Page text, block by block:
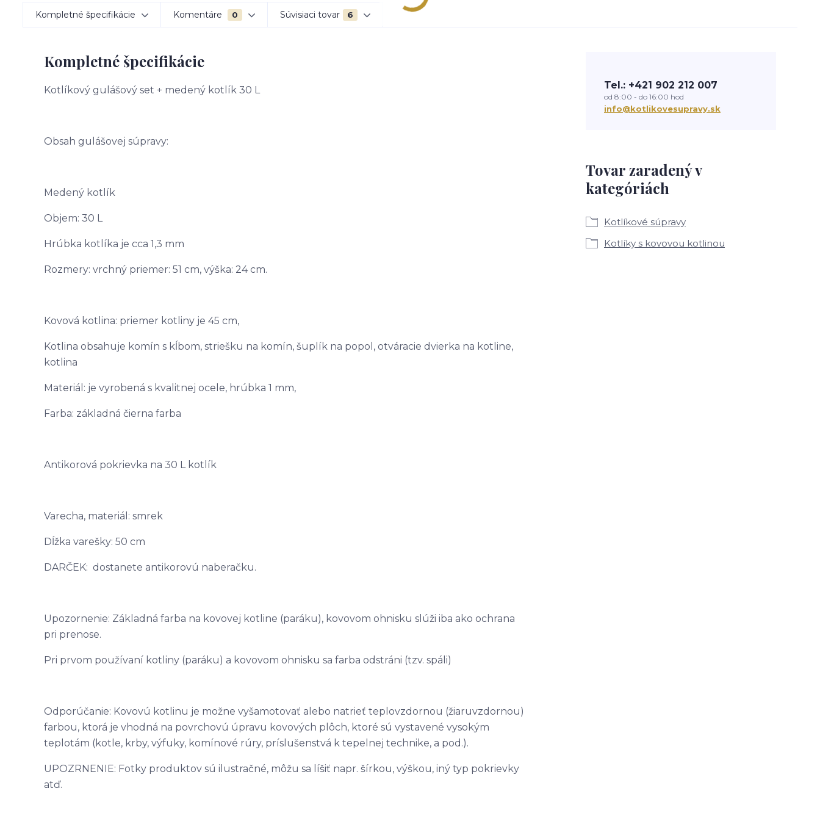
Kompletné špecifikácie Komentáre 0 Súvisiaci tovar 6
Kompletné špecifikácie
Kotlíkový gulášový set + medený kotlík 30 L
Obsah gulášovej súpravy:
Medený kotlík
Objem: 30 L
Hrúbka kotlíka je cca 1,3 mm
Rozmery: vrchný priemer: 51 cm, výška: 24 cm.
Kovová kotlina: priemer kotliny je 45 cm,
Kotlina obsahuje komín s kĺbom, striešku na komín, šuplík na popol, otváracie dvierka na kotline,
kotlina
Materiál: je vyrobená s kvalitnej ocele, hrúbka 1 mm,
Farba: základná čierna farba
Antikorová pokrievka na 30 L kotlík
Varecha, materiál: smrek
Dĺžka varešky: 50 cm
DARČEK: dostanete antikorovú naberačku.
Upozornenie: Základná farba na kovovej kotline (paráku), kovovom ohnisku slúži iba ako ochrana
pri prenose.
Pri prvom používaní kotliny (paráku) a kovovom ohnisku sa farba odstráni (tzv. spáli)
Odporúčanie: Kovovú kotlinu je možne vyšamotovať alebo natrieť teplovzdornou (žiaruvzdornou)
farbou, ktorá je vhodná na povrchovú úpravu kovových plôch, ktoré sú vystavené vysokým
teplotám (kotle, krby, výfuky, komínové rúry, príslušenstvá k tepelnej technike, a pod.).
UPOZRNENIE: Fotky produktov sú ilustračné, môžu sa líšiť napr. šírkou, výškou, iný typ pokrievky
atď.
Tovar zaradený v
kategóriách
Kotlíkové súpravy
Kotlíky s kovovou kotlinou
Tel.: +421 902 212 007
od 8:00 - do 16:00 hod
info@kotlikovesupravy.sk